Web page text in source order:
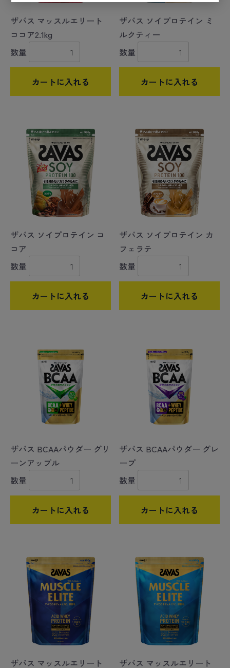
ザバス マッスルエリート
ココア2.1kg
数量
カートに入れる
ザバス ソイプロテイン ミ
ルクティー
数量
カートに入れる
ザバス ソイプロテイン コ
コア
数量
カートに入れる
ザバス ソイプロテイン カ
フェラテ
数量
カートに入れる
ザバス BCAAパウダー グリ
ーンアップル
数量
カートに入れる
ザバス BCAAパウダー グレ
ープ
数量
カートに入れる
ザバス マッスルエリート ザバス マッスルエリート